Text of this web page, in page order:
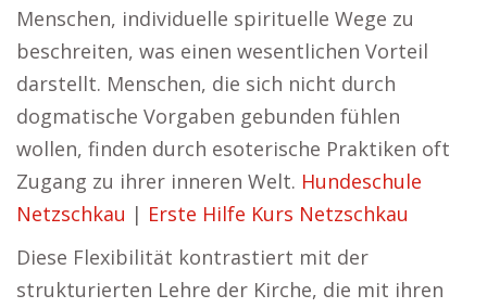
Menschen, individuelle spirituelle Wege zu
beschreiten, was einen wesentlichen Vorteil
darstellt. Menschen, die sich nicht durch
dogmatische Vorgaben gebunden fühlen
wollen, finden durch esoterische Praktiken oft
Zugang zu ihrer inneren Welt. Hundeschule
Netzschkau | Erste Hilfe Kurs Netzschkau
Diese Flexibilität kontrastiert mit der
strukturierten Lehre der Kirche, die mit ihren